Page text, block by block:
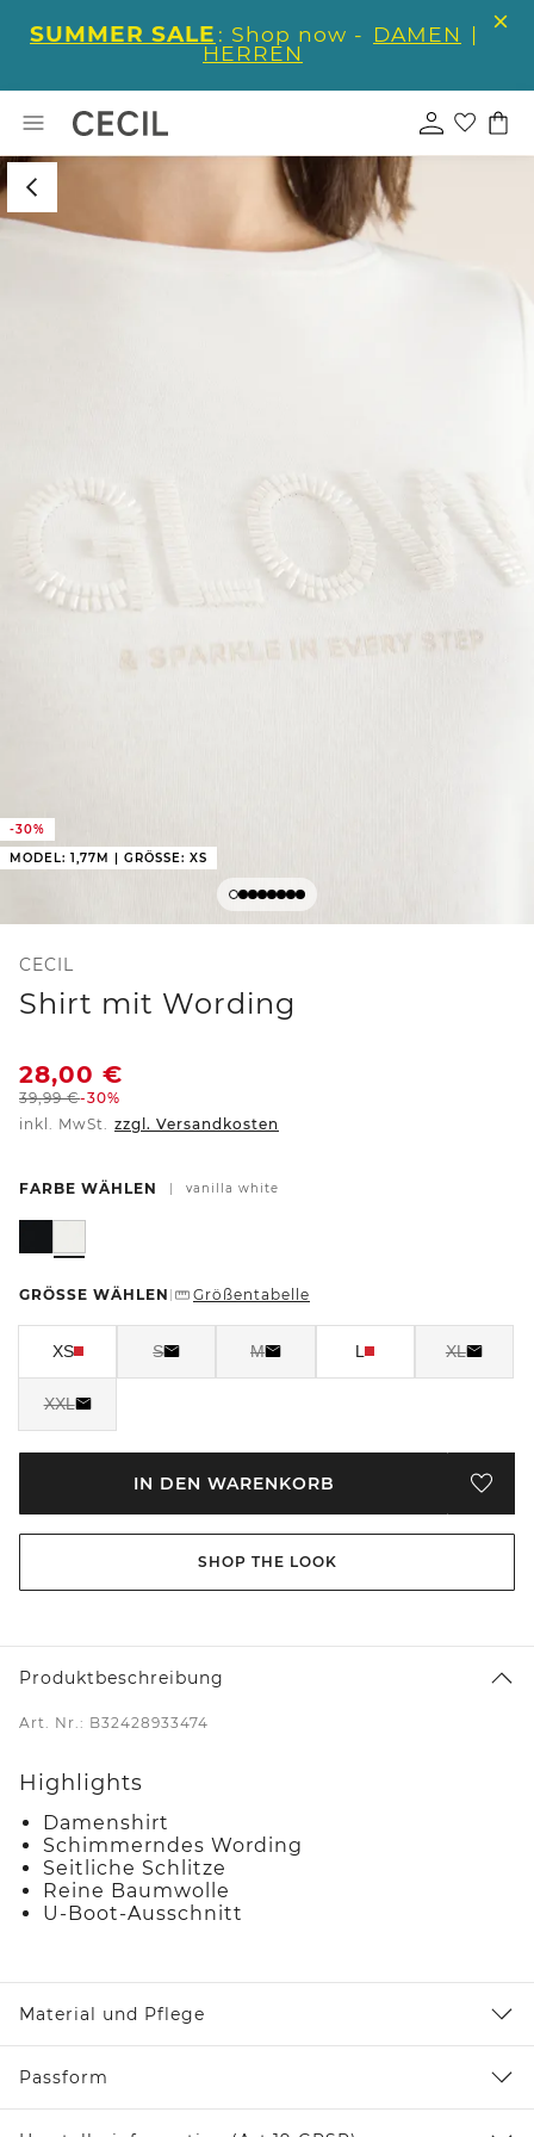
SUMMER SALE : Shop now - DAMEN |
HERREN
-30%
MODEL: 1,77M | GRÖSSE: XS
CECIL
Shirt mit Wording
28,00 €
39,99€-30%
inkl. MwSt. zzgl. Versandkosten
FARBE WÄHLEN vanilla white
GRÖSSE WÄHLEN Größentabelle
XS S M L XL
XXL
IN DEN WARENKORB
SHOP THE LOOK
Produktbeschreibung
Art. Nr.: B32428933474
Highlights
Damenshirt
Schimmerndes Wording
Seitliche Schlitze
Reine Baumwolle
U-Boot-Ausschnitt
Material und Pflege
Passform